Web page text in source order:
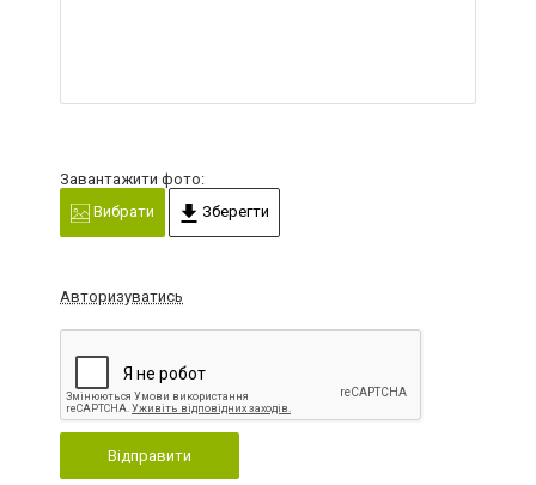
Завантажити фото:
Вибрати
Зберегти
Авторизуватись
Відправити